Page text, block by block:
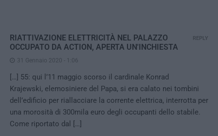
RIATTIVAZIONE ELETTRICITÀ NEL PALAZZO
OCCUPATO DA ACTION, APERTA UN'INCHIESTA
31 Gennaio 2020 - 1:06
[…] 55: qui l’11 maggio scorso il cardinale Konrad
Krajewski, elemosiniere del Papa, si era calato nei tombini
dell’edificio per riallacciare la corrente elettrica, interrotta per
una morosità di 300mila euro degli occupanti dello stabile.
Come riportato dal […]
REPLY